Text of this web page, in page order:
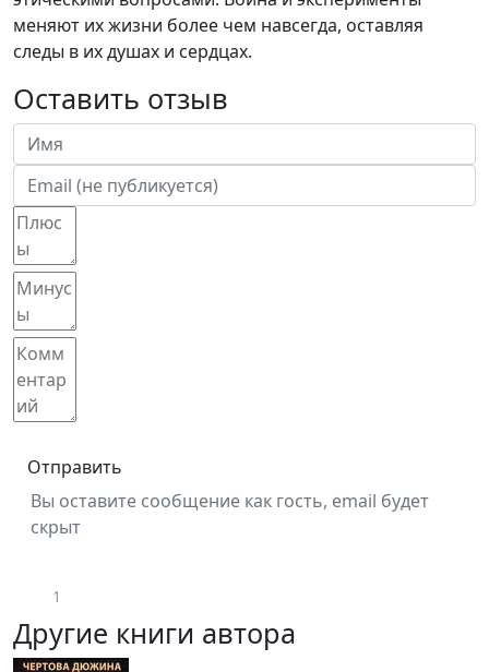
меняют их жизни более чем навсегда, оставляя
следы в их душах и сердцах.
Оставить отзыв
Отправить
Вы оставите сообщение как гость, email будет
скрыт
1
Другие книги автора